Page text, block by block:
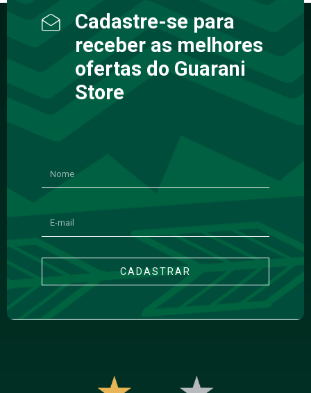
Cadastre-se para
receber as melhores
ofertas do Guarani
Store
CADASTRAR